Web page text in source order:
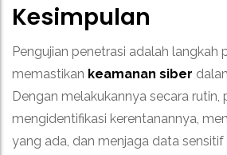
Kesimpulan
Pengujian penetrasi adalah langkah
memastikan keamanan siber
Dengan melakukannya secara rutin,
mengidentifikasi kerentanannya,
yang ada, dan menjaga data